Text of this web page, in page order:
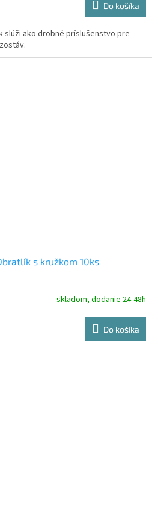
Do košíka
slúži ako drobné príslušenstvo pre
s kružkom 10ks
skladom, dodanie 24-48h
Do košíka